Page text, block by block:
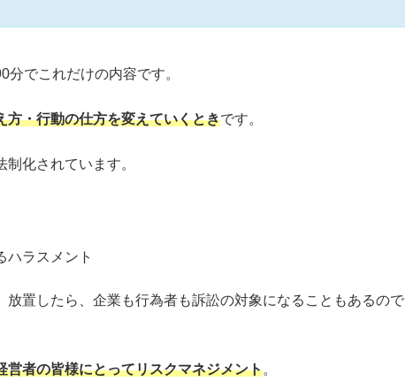
でこれだけの内容です。
方・行動の仕方を変えていくときです。
化されています。
ハラスメント
置したら、企業も行為者も訴訟の対象になることもあるので
営者の皆様にとってリスクマネジメント。